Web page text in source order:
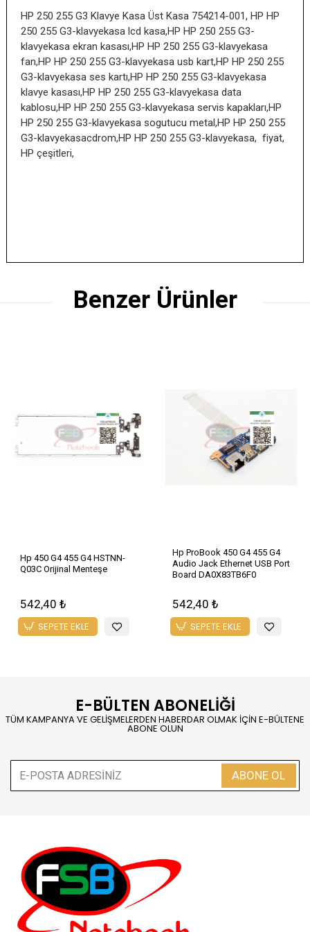
HP 250 255 G3 Klavye Kasa Üst Kasa 754214-001, HP HP
250 255 G3-klavyekasa lcd kasa,HP HP 250 255 G3-
klavyekasa ekran kasası,HP HP 250 255 G3-klavyekasa
fan,HP HP 250 255 G3-klavyekasa usb kart,HP HP 250 255
G3-klavyekasa ses kartı,HP HP 250 255 G3-klavyekasa
klavye kasası,HP HP 250 255 G3-klavyekasa data
kablosu,HP HP 250 255 G3-klavyekasa servis kapakları,HP
HP 250 255 G3-klavyekasa sogutucu metal,HP HP 250 255
G3-klavyekasacdrom,HP HP 250 255 G3-klavyekasa, fiyat,
HP çeşitleri,
Benzer Ürünler
Hp 450 G4 455 G4 HSTNN-
Q03C Orijinal Menteşe
542,40 ₺
SEPETE EKLE
Hp ProBook 450 G4 455 G4
Audio Jack Ethernet USB Port
Board DA0X83TB6F0
542,40 ₺
SEPETE EKLE
E-BÜLTEN ABONELİĞİ
TÜM KAMPANYA VE GELİŞMELERDEN HABERDAR OLMAK İÇİN E-BÜLTENE
ABONE OLUN
ABONE OL